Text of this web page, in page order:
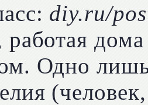
diy.ru/
работая
Одно